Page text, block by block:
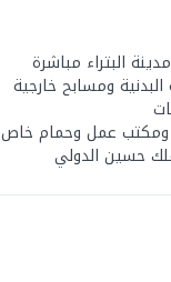
البتراء مباشرة
ومسابح خارجية
ومكتب عمل وحمام خاص